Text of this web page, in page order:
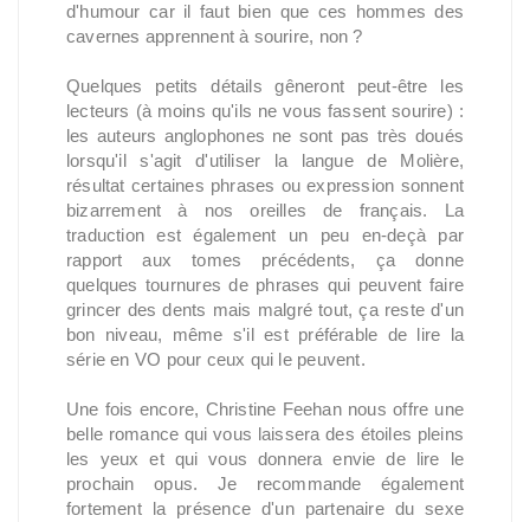
d'humour car il faut bien que ces hommes des
cavernes apprennent à sourire, non ?
Quelques petits détails gêneront peut-être les
lecteurs (à moins qu'ils ne vous fassent sourire) :
les auteurs anglophones ne sont pas très doués
lorsqu'il s'agit d'utiliser la langue de Molière,
résultat certaines phrases ou expression sonnent
bizarrement à nos oreilles de français. La
traduction est également un peu en-deçà par
rapport aux tomes précédents, ça donne
quelques tournures de phrases qui peuvent faire
grincer des dents mais malgré tout, ça reste d'un
bon niveau, même s'il est préférable de lire la
série en VO pour ceux qui le peuvent.
Une fois encore, Christine Feehan nous offre une
belle romance qui vous laissera des étoiles pleins
les yeux et qui vous donnera envie de lire le
prochain opus. Je recommande également
fortement la présence d'un partenaire du sexe